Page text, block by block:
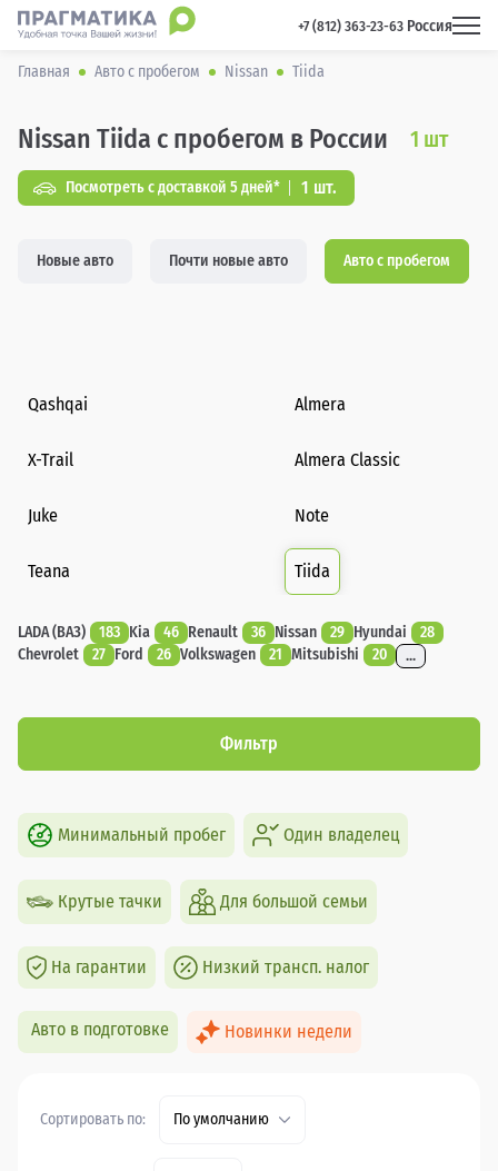
+7 (812) 363-23-63 Россия
Главная Авто с пробегом Nissan Tiida
Nissan Tiida с пробегом в России 1 шт
Посмотреть с доставкой 5 дней* 1 шт.
Новые авто Почти новые авто Авто с пробегом
Qashqai Almera
X-Trail Almera Classic
Juke Note
Teana Tiida
LADA (ВАЗ) 183 Kia 46 Renault 36 Nissan 29 Hyundai
28
Chevrolet
27 Ford 26 Volkswagen 21 Mitsubishi 20 ...
Фильтр
Минимальный пробег Один владелец
Крутые тачки Для большой семьи
На гарантии Низкий трансп. налог
Авто в подготовке Новинки недели
Сортировать по: По умолчанию